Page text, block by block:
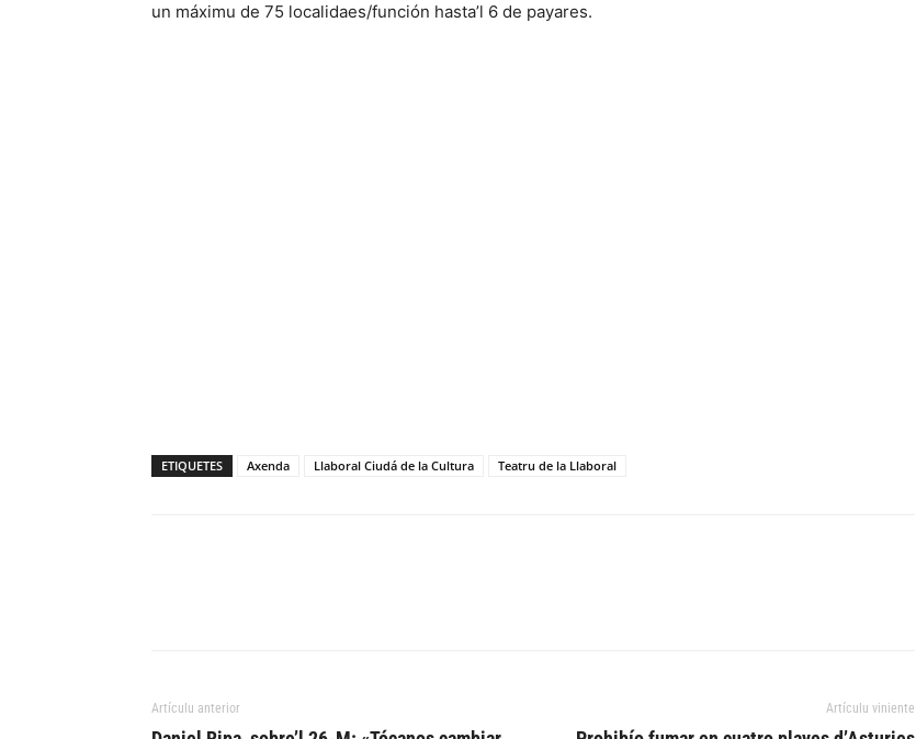
un máximu de 75 localidaes/función hasta’l 6 de payares.
ETIQUETES Axenda Llaboral Ciudá de la Cultura Teatru de la Llaboral
Artículu anterior Artículu viniente